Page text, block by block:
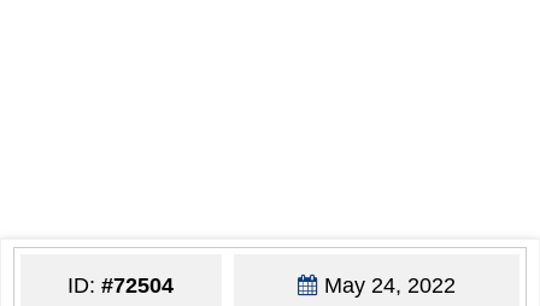
ID:#72504 May 24, 2022